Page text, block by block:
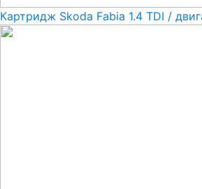
Картридж Skoda Fabia 1.4 TDI /